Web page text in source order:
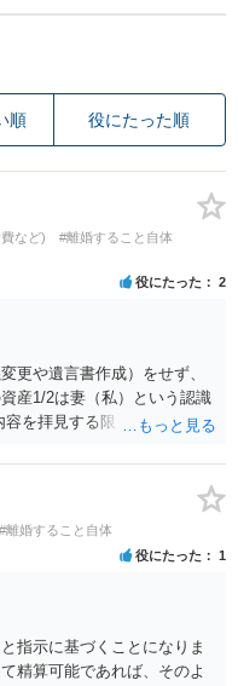
順 役にたった順
など)
#離婚すること自体
役にたった 2
更や遺言書作成）をせず、
産1/2は妻（私）という認識
を拝見する限りでは、その
て自宅の評価額の１/２の代
#離婚すること自体
役にたった 1
指示に基づくことになりま
精算可能であれば、そのよ